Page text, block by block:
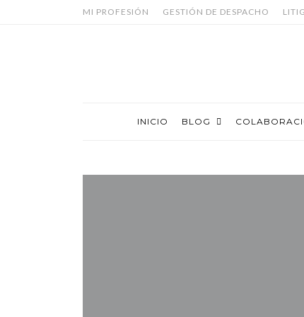
MI PROFESIÓN GESTIÓN DE DESPACHO
INICIO BLOG